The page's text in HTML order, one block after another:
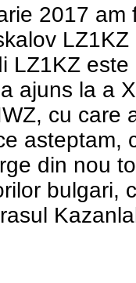
2017 am
LZ1KZ
ajuns la a
cu care
asteptam,
din nou
bulgari,